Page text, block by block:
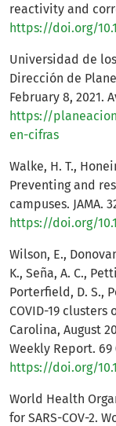
reactivity and
https://doi.org/
Universidad de los
Dirección de
February 8, 2021.
https://
en-cifras
Walke, H. T.,
Preventing and
campuses. JAMA.
https://doi.org/
Wilson, E.,
K., Seña, A. C.,
Porterfield, D. S.,
COVID-19
Carolina, August
Weekly Report. 69
https://doi.org/
World Health
for SARS-COV-2.